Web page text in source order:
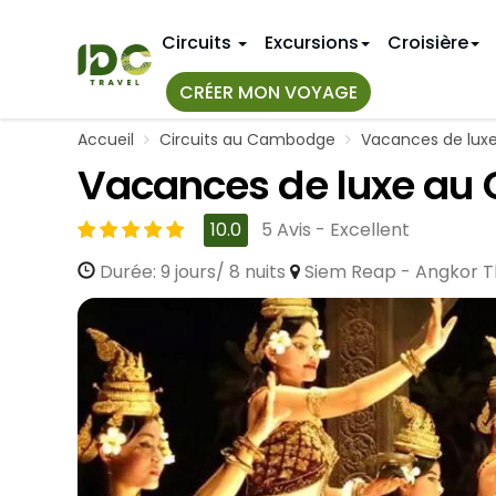
Circuits
TOUS
Top 10+
Circuits
Voyage
Circuits
Circuits
Circuits
CIRCUITS
Janvier
Avril
Excursions Croisière
Hue
Nha Trang
Bangkok
Phuket
Premier
11 jours au
14 jours
18 jours
3
VIETNAM
Hanoi
Mai Chau
Sapa
CRÉER MON VOYAGE
Accueil Circuits au Cambodge Vacances de
Vacances de luxe au
10.0
5 Avis - Excellent
Durée: 9 jours/ 8 nuits Siem Reap - Angkor